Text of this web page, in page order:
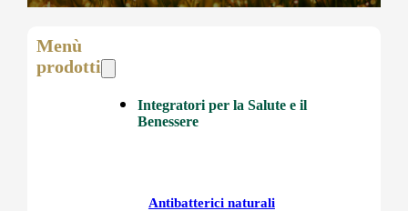
Menù
prodotti
Integratori per la Salute e il
Benessere
Antibatterici naturali